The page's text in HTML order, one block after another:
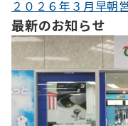
稿
ナ
ビ
ゲ
ー
２０２６年３月早朝
最新のお知らせ